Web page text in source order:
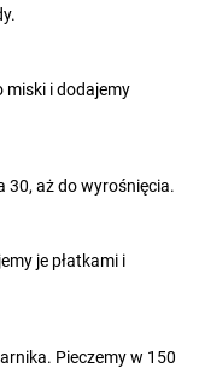
miski i dodajemy
30, aż do wyrośnięcia.
je płatkami i
Pieczemy w 150